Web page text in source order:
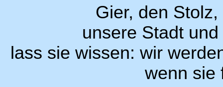
Gier, den
unsere Stadt
lass sie wissen: wir
wenn sie